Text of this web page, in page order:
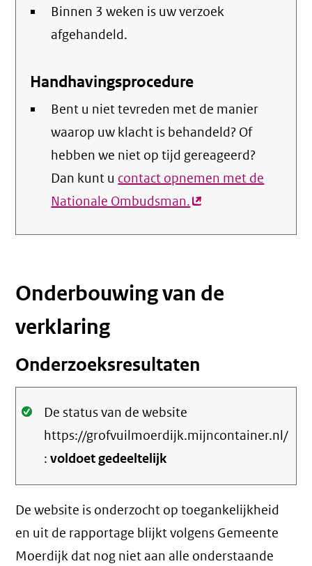
Binnen 3 weken is uw verzoek
afgehandeld.
Handhavingsprocedure
Bent u niet tevreden met de manier
waarop uw klacht is behandeld? Of
hebben we niet op tijd gereageerd?
Dan kunt u contact opnemen met de
Nationale Ombudsman.(externe
Onderbouwing van de
verklaring
Onderzoeksresultaten
Oké.
De status van de website
https://grofvuilmoerdijk.mijncontainer.nl/
:voldoet gedeeltelijk
De website is onderzocht op toegankelijkheid
en uit de rapportage blijkt volgens Gemeente
Moerdijk dat nog niet aan alle onderstaande